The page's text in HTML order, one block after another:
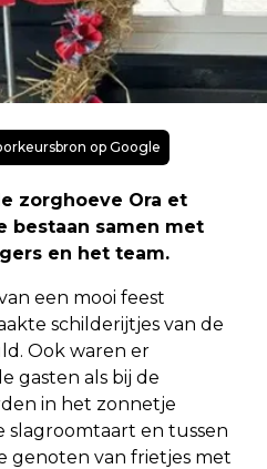
op Google
zorghoeve Ora et
bestaan samen met
en het team.
een mooi feest
schilderijtjes van de
Ook waren er
gasten als bij de
in het zonnetje
slagroomtaart en tussen
genoten van frietjes met